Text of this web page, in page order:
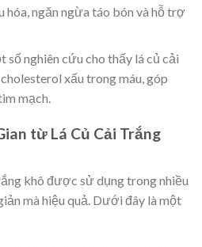
hóa, ngăn ngừa táo bón và hỗ trợ
số nghiên cứu cho thấy lá củ cải
xấu trong máu, góp
mạch.
từ Lá Củ Cải Trắng
khô được sử dụng trong nhiều
mà hiệu quả. Dưới đây là một